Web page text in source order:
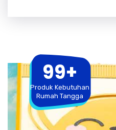
99+
Produk Kebutuhan
Rumah Tangga